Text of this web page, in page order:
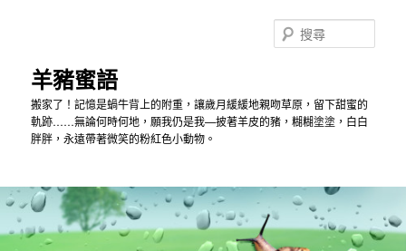
羊豬蜜語
搬家了！記憶是蝸牛背上的附重，讓歲月緩緩地親吻草原，留下甜蜜的
軌跡……無論何時何地，願我仍是我—披著羊皮的豬，糊糊塗塗，白白
胖胖，永遠帶著微笑的粉紅色小動物。
尋